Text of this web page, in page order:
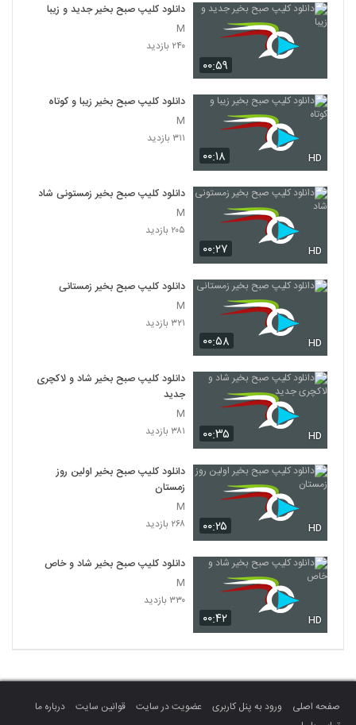
۰۰:۵۹
دانلود کلیپ صبح بخیر جدید و زیبا
M
۲۴۰ بازدید
۰۰:۱۸ HD
دانلود کلیپ صبح بخیر زیبا و کوتاه
M
۳۱۱ بازدید
۰۰:۲۷ HD
دانلود کلیپ صبح بخیر زمستونی شاد
M
۲۰۵ بازدید
۰۰:۵۸ HD
دانلود کلیپ صبح بخیر زمستانی
M
۳۲۱ بازدید
۰۰:۳۵ HD
دانلود کلیپ صبح بخیر شاد و لاکچری
جدید
M
۳۸۱ بازدید
۰۰:۲۵ HD
دانلود کلیپ صبح بخیر اولین روز
زمستان
M
۲۶۸ بازدید
۰۰:۴۲ HD
دانلود کلیپ صبح بخیر شاد و خاص
M
۳۳۰ بازدید
صفحه اصلی ورود به پنل کاربری عضویت در سایت قوانین سایت
درباره ما